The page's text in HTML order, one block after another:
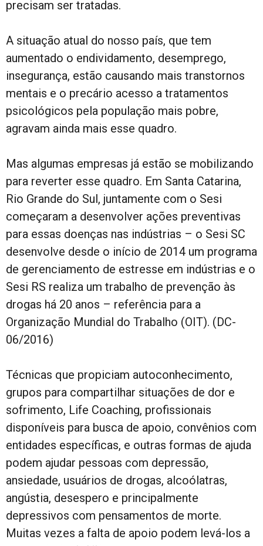
precisam ser tratadas.
A situação atual do nosso país, que tem
aumentado o endividamento, desemprego,
insegurança, estão causando mais transtornos
mentais e o precário acesso a tratamentos
psicológicos pela população mais pobre,
agravam ainda mais esse quadro.
Mas algumas empresas já estão se mobilizando
para reverter esse quadro. Em Santa Catarina,
Rio Grande do Sul, juntamente com o Sesi
começaram a desenvolver ações preventivas
para essas doenças nas indústrias – o Sesi SC
desenvolve desde o início de 2014 um programa
de gerenciamento de estresse em indústrias e o
Sesi RS realiza um trabalho de prevenção às
drogas há 20 anos – referência para a
Organização Mundial do Trabalho (OIT). (DC-
06/2016)
Técnicas que propiciam autoconhecimento,
grupos para compartilhar situações de dor e
sofrimento, Life Coaching, profissionais
disponíveis para busca de apoio, convênios com
entidades específicas, e outras formas de ajuda
podem ajudar pessoas com depressão,
ansiedade, usuários de drogas, alcoólatras,
angústia, desespero e principalmente
depressivos com pensamentos de morte.
Muitas vezes a falta de apoio podem levá-los a